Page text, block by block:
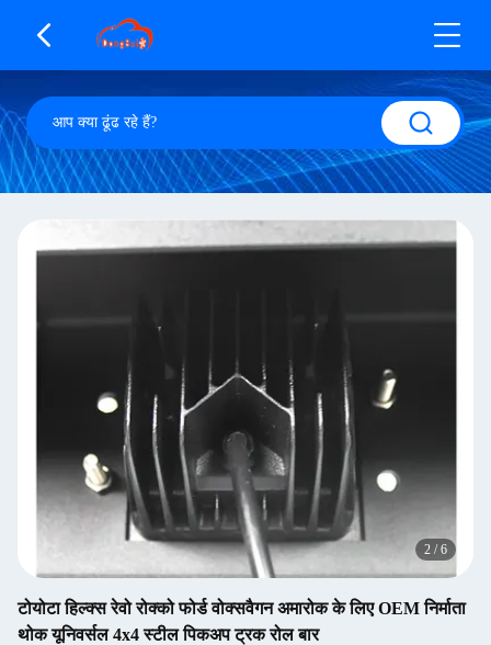
2 /6
टोयोटा हिल्क्स रेवो रोक्को फोर्ड वोक्सवैगन अमारोक के लिए OEM निर्माता
थोक यूनिवर्सल 4x4 स्टील पिकअप ट्रक रोल बार